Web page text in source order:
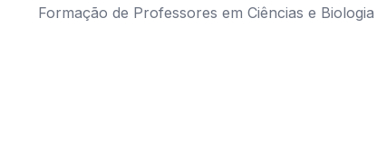
Formação de Professores em Ciências e Biologia